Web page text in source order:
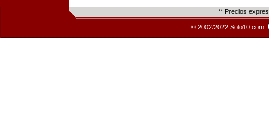
** Precios
© 2002/2022 Solo10.com